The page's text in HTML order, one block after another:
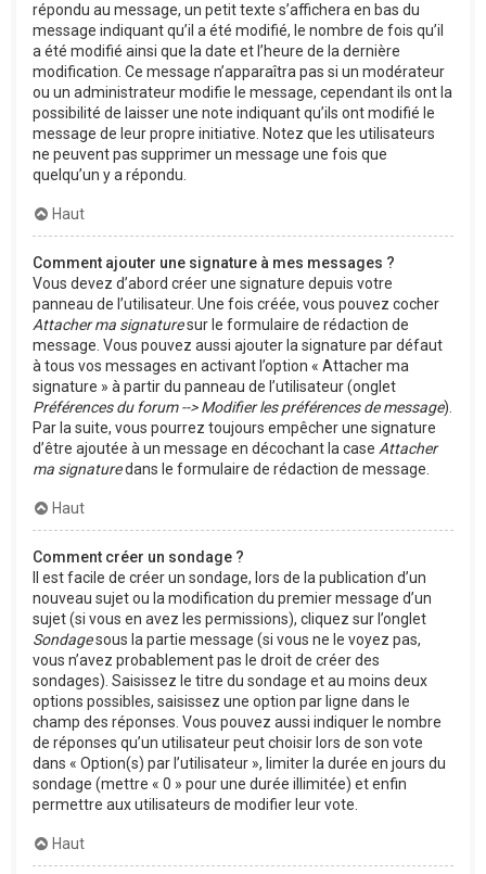
répondu au message, un petit texte s’affichera en bas du
message indiquant qu’il a été modifié, le nombre de fois qu’il
a été modifié ainsi que la date et l’heure de la dernière
modification. Ce message n’apparaîtra pas si un modérateur
ou un administrateur modifie le message, cependant ils ont la
possibilité de laisser une note indiquant qu’ils ont modifié le
message de leur propre initiative. Notez que les utilisateurs
ne peuvent pas supprimer un message une fois que
quelqu’un y a répondu.
Haut
Comment ajouter une signature à mes messages ?
Vous devez d’abord créer une signature depuis votre
panneau de l’utilisateur. Une fois créée, vous pouvez cocher
Attacher ma signaturesur le formulaire de rédaction de
message. Vous pouvez aussi ajouter la signature par défaut
à tous vos messages en activant l’option « Attacher ma
signature » à partir du panneau de l’utilisateur (onglet
Préférences du forum --> Modifier les préférences de message).
Par la suite, vous pourrez toujours empêcher une signature
d’être ajoutée à un message en décochant la case Attacher
ma signaturedans le formulaire de rédaction de message.
Haut
Comment créer un sondage ?
Il est facile de créer un sondage, lors de la publication d’un
nouveau sujet ou la modification du premier message d’un
sujet (si vous en avez les permissions), cliquez sur l’onglet
Sondagesous la partie message (si vous ne le voyez pas,
vous n’avez probablement pas le droit de créer des
sondages). Saisissez le titre du sondage et au moins deux
options possibles, saisissez une option par ligne dans le
champ des réponses. Vous pouvez aussi indiquer le nombre
de réponses qu’un utilisateur peut choisir lors de son vote
dans « Option(s) par l’utilisateur », limiter la durée en jours du
sondage (mettre « 0 » pour une durée illimitée) et enfin
permettre aux utilisateurs de modifier leur vote.
Haut